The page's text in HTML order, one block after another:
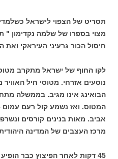
תסריט של הצפוי לישראל
מצוי בספרו של שלמה נקדימון
חיסול הכור גרעיני העיראקי
נוסעים אזרחי. מטוסי חיל האוויר
הבואינג אינו מגיב. בממשלה
המטוס. ואז נשמע קול רעם
אביב. מאות בנינים קורסים
מרכז העצבים של המדינה
45 דקות לאחר הפיצוץ כבר